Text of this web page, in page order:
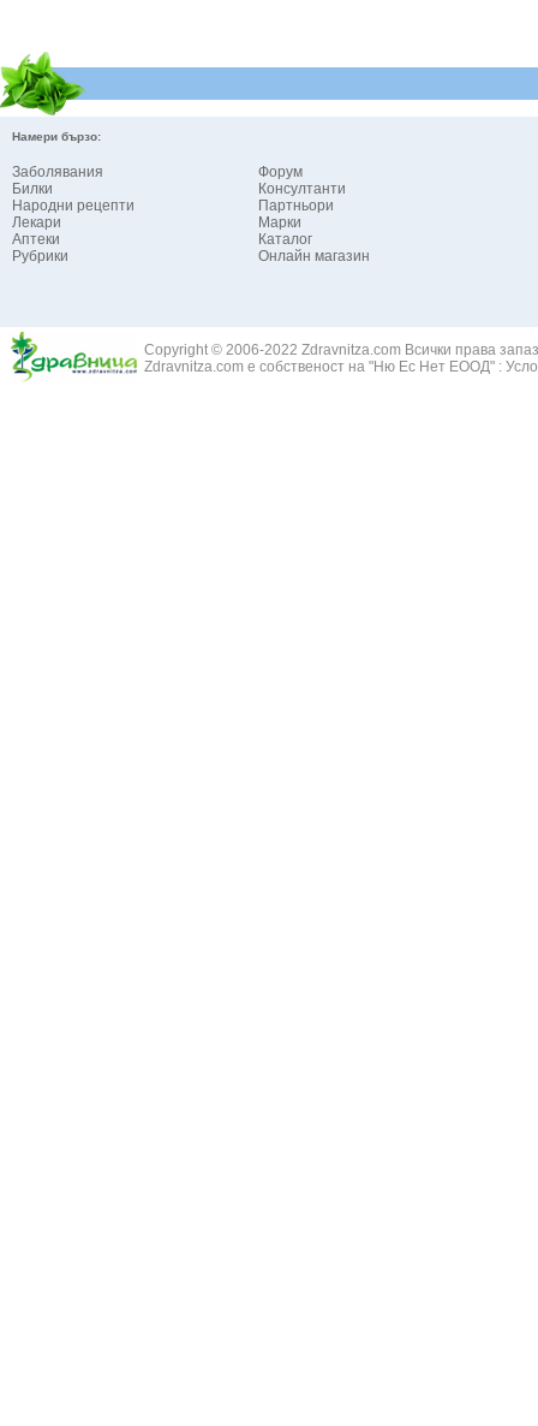
Намери бързо:
Заболявания
Билки
Народни рецепти
Лекари
Аптеки
Рубрики
Форум
Консултанти
Партньори
Марки
Каталог
Онлайн магазин
Copyright © 2006-2022 Zdravnitza.com Всички права
Zdravnitza.com е собственост на "Ню Ес Нет ЕООД" :